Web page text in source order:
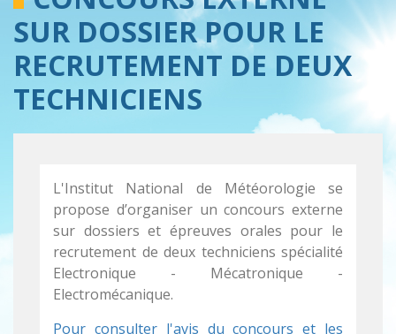
SUR DOSSIER POUR LE
RECRUTEMENT DE DEUX
TECHNICIENS
L'Institut National de Météorologie se
propose d’organiser un concours externe
sur dossiers et épreuves orales pour le
recrutement de deux techniciens spécialité
Electronique - Mécatronique -
Electromécanique.
Pour consulter l'avis du concours et les